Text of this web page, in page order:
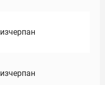
изчерпан
изчерпан